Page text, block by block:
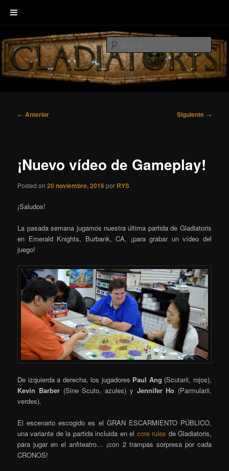
al
contenido
principalEscenaRYS
Welcome to GLADIATORIS, the board game about Roman amphitheater’s
combats.
Navegación
← Anterior Siguiente →
¡Nuevo vídeo de Gameplay!
Posted on20 noviembre, 2016por RYS
¡Saludos!
La pasada semana jugamos nuestra última partida de Gladiatoris
en Emerald Knights, Burbank, CA, ¡para grabar un vídeo del
juego!
De izquierda a derecha, los jugadores Paul Ang (Scutarii, rojos),
Kevin Barber(Sine Scuto, azules) y Jennifer Ho (Parmularii,
verdes).
El escenario escogido es el GRAN ESCARMIENTO PÚBLICO,
una variante de la partida incluida en el core rules de Gladiatoris,
para jugar en el anfiteatro… ¡con 2 trampas sorpresa por cada
CRONOS!